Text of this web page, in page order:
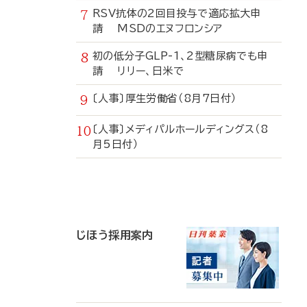
RSV抗体の2回目投与で適応拡大申
請 MSDのエヌフロンシア
初の低分子GLP-1、2型糖尿病でも申
請 リリー、日米で
〔人事〕厚生労働省（8月7日付）
〔人事〕メディパルホールディングス（8
月5日付）
じほう採用案内